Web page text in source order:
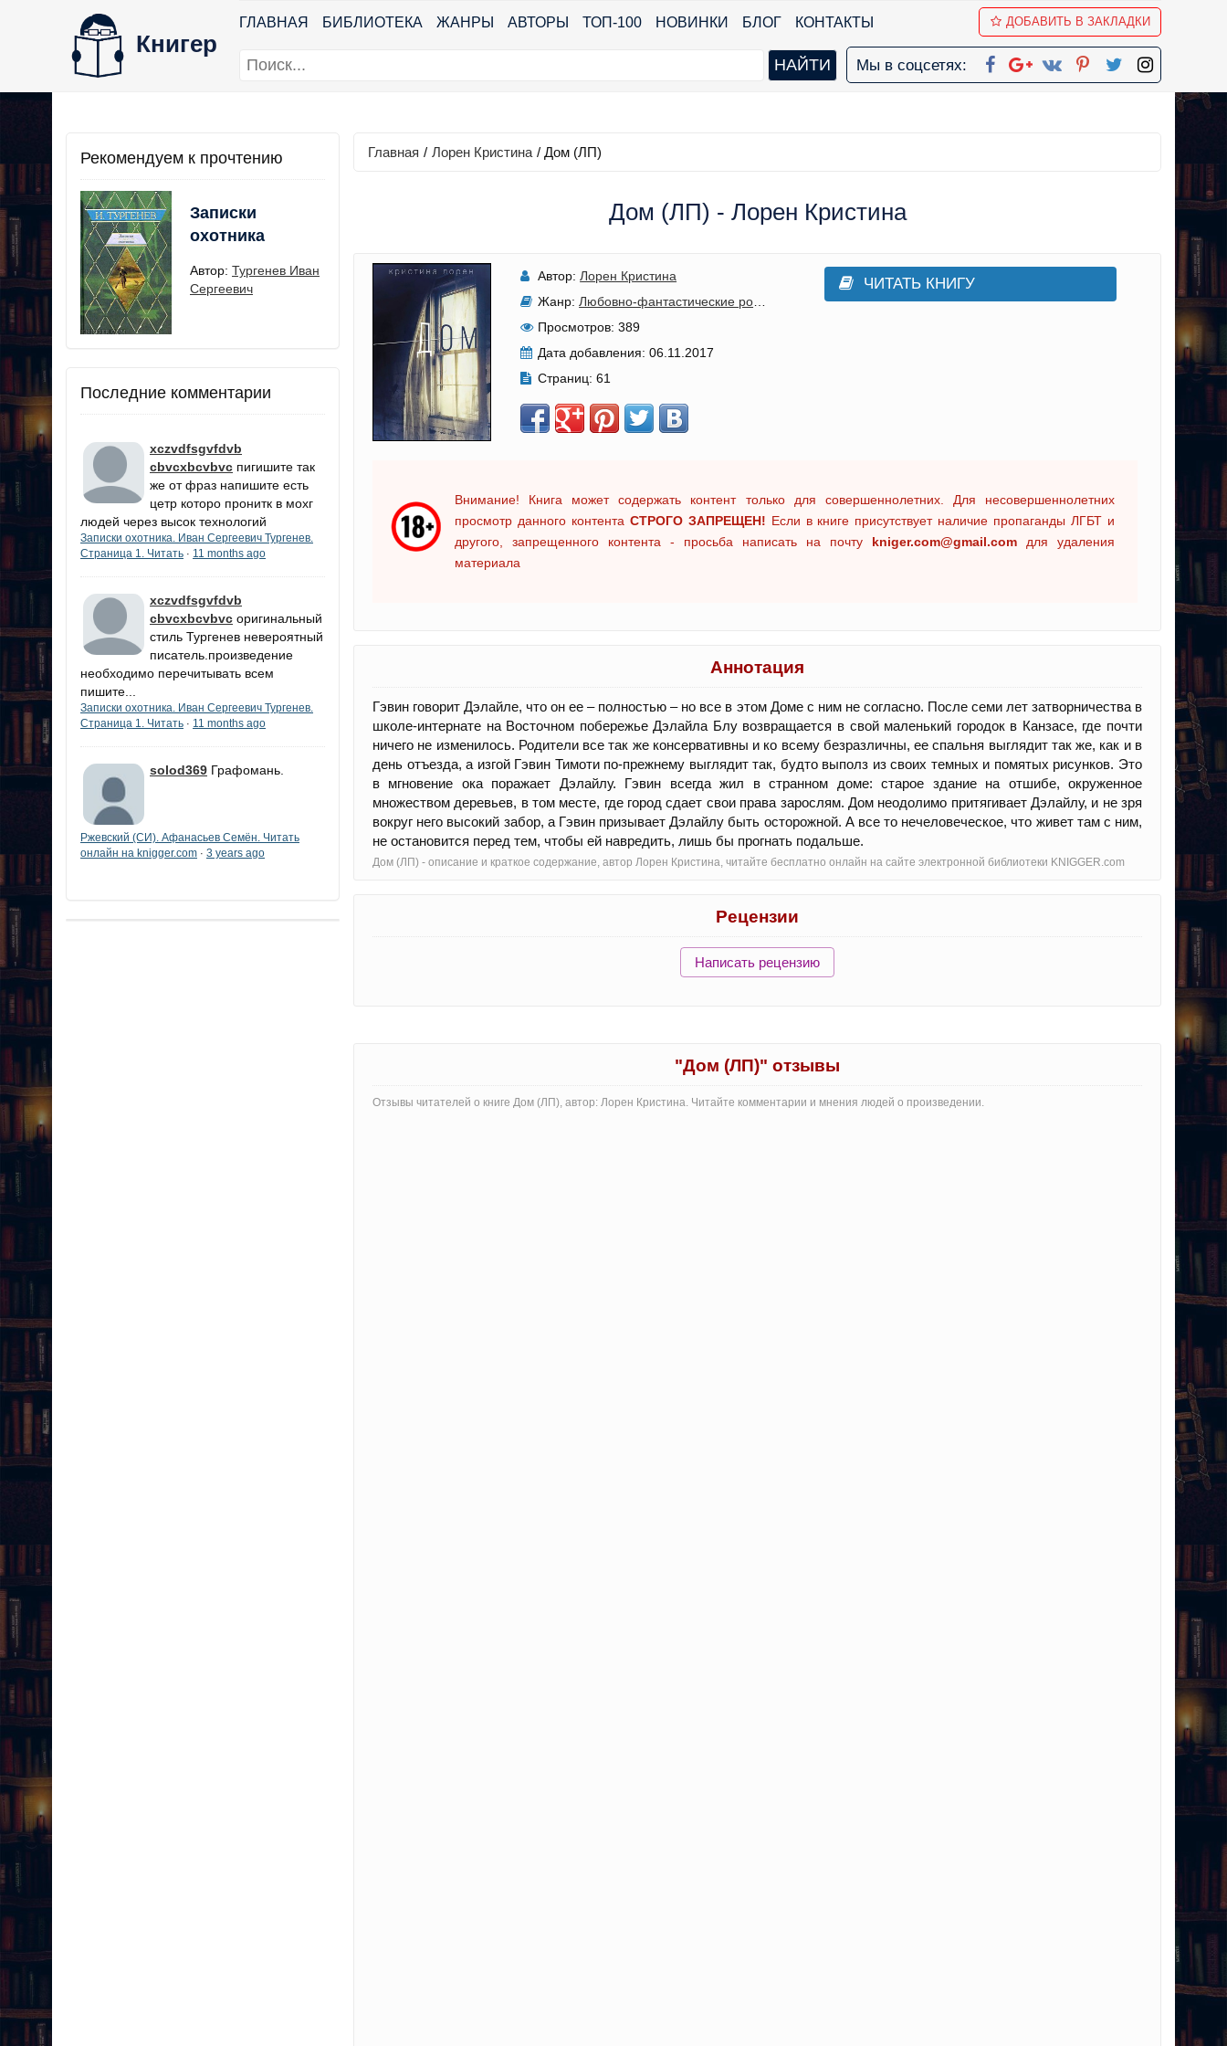
Книгер
ГЛАВНАЯ БИБЛИОТЕКА ЖАНРЫ АВТОРЫ ТОП-100 НОВИНКИ БЛОГ КОНТАКТЫ ДОБАВИТЬ В ЗАКЛАДКИ
Мы в соцсетях:
Рекомендуем к прочтению
Записки
охотника
Автор: Тургенев Иван
Сергеевич
Последние комментарии
xczvdfsgvfdvb
cbvcxbcvbvc пигишите так
же от фраз напишите есть
цетр которо пронитк в мохг
людей через высок технологий
Записки охотника. Иван Сергеевич Тургенев.
Страница 1. Читать · 11 months ago
xczvdfsgvfdvb
cbvcxbcvbvc оригинальный
стиль Тургенев невероятный
писатель.произведение
необходимо перечитывать всем
пишите...
Записки охотника. Иван Сергеевич Тургенев.
Страница 1. Читать · 11 months ago
solod369 Графомань.
Ржевский (СИ). Афанасьев Семён. Читать
онлайн на knigger.com · 3 years ago
Главная / Лорен Кристина / Дом (ЛП)
Дом (ЛП) - Лорен Кристина
Автор: Лорен Кристина
Жанр: Любовно-фантастические романы Остросюжетные любовные романы,Современные любовные романы
Просмотров: 389
Дата добавления: 06.11.2017
Страниц: 61
ЧИТАТЬ КНИГУ
Внимание! Книга может содержать контент только для совершеннолетних. Для несовершеннолетних
просмотр данного контента СТРОГО ЗАПРЕЩЕН! Если в книге присутствует наличие пропаганды ЛГБТ и
другого, запрещенного контента - просьба написать на почту kniger.com@gmail.com для удаления
материала
Аннотация
Гэвин говорит Дэлайле, что он ее – полностью – но все в этом Доме с ним не согласно. После семи лет затворничества в
школе-интернате на Восточном побережье Дэлайла Блу возвращается в свой маленький городок в Канзасе, где почти
ничего не изменилось. Родители все так же консервативны и ко всему безразличны, ее спальня выглядит так же, как и в
день отъезда, а изгой Гэвин Тимоти по-прежнему выглядит так, будто выполз из своих темных и помятых рисунков. Это
в мгновение ока поражает Дэлайлу. Гэвин всегда жил в странном доме: старое здание на отшибе, окруженное
множеством деревьев, в том месте, где город сдает свои права зарослям. Дом неодолимо притягивает Дэлайлу, и не зря
вокруг него высокий забор, а Гэвин призывает Дэлайлу быть осторожной. А все то нечеловеческое, что живет там с ним,
не остановится перед тем, чтобы ей навредить, лишь бы прогнать подальше.
Дом (ЛП) - oписание и краткое содержание, автор Лорен Кристина, читайте бесплатно онлайн на сайте электронной библиотеки KNIGGER.com
Рецензии
Написать рецензию
"Дом (ЛП)" отзывы
Отзывы читателей о книге Дом (ЛП), автор: Лорен Кристина. Читайте комментарии и мнения людей о произведении.